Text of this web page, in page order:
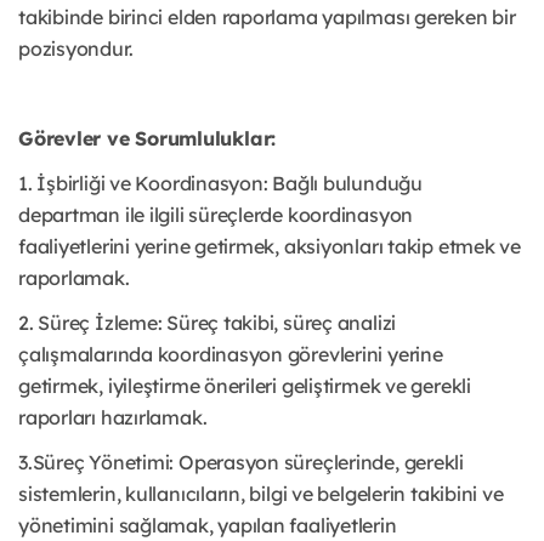
takibinde birinci elden raporlama yapılması gereken bir
pozisyondur.
Görevler ve Sorumluluklar:
1. İşbirliği ve Koordinasyon: Bağlı bulunduğu
departman ile ilgili süreçlerde koordinasyon
faaliyetlerini yerine getirmek, aksiyonları takip etmek ve
raporlamak.
2. Süreç İzleme: Süreç takibi, süreç analizi
çalışmalarında koordinasyon görevlerini yerine
getirmek, iyileştirme önerileri geliştirmek ve gerekli
raporları hazırlamak.
3.Süreç Yönetimi: Operasyon süreçlerinde, gerekli
sistemlerin, kullanıcıların, bilgi ve belgelerin takibini ve
yönetimini sağlamak, yapılan faaliyetlerin